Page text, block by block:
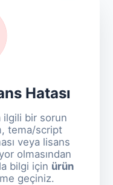
Hatası
ilgili bir sorun
tema/script
veya lisans
olmasından
bilgi için ürün
geçiniz.